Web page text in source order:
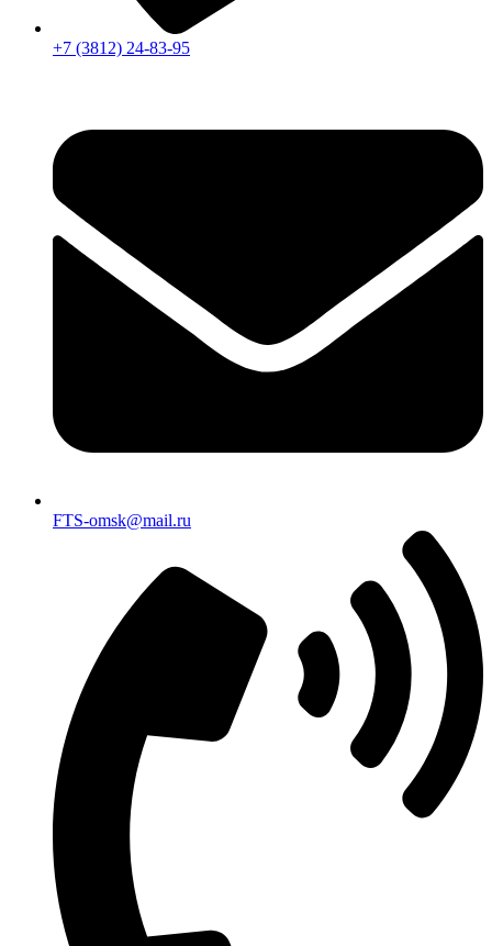
+7 (3812) 24-83-95
FTS-omsk@mail.ru